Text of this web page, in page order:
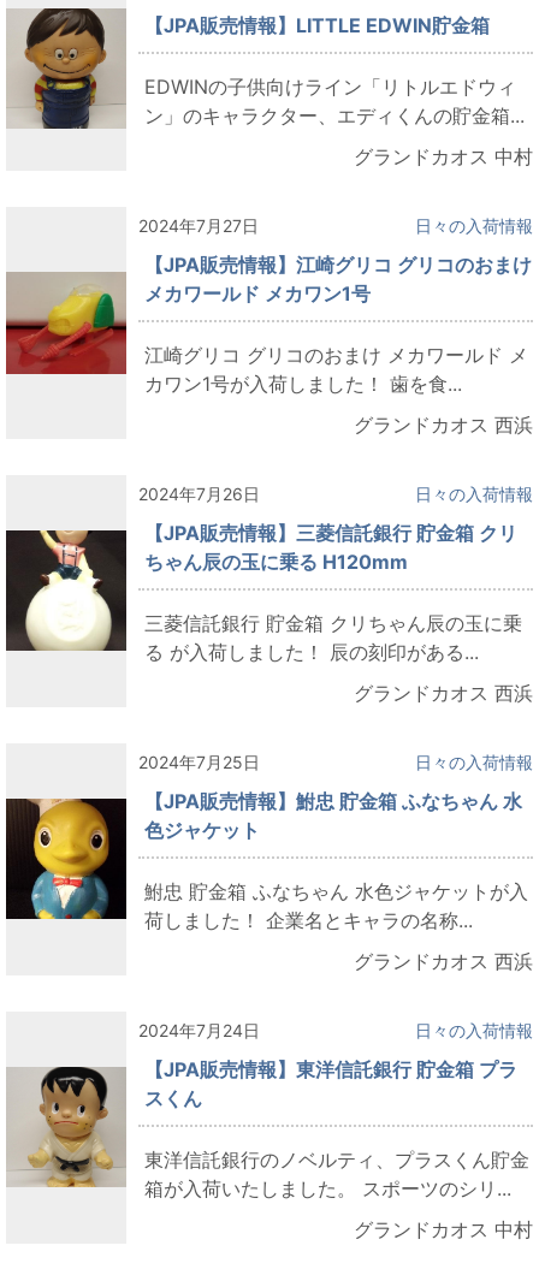
【JPA販売情報】LITTLE EDWIN貯金箱
EDWINの子供向けライン「リトルエドウィ
ン」のキャラクター、エディくんの貯金箱...
グランドカオス 中村
2024年7月27日 日々の入荷情報
【JPA販売情報】江崎グリコ グリコのおまけ
メカワールド メカワン1号
江崎グリコ グリコのおまけ メカワールド メ
カワン1号が入荷しました！ 歯を食...
グランドカオス 西浜
2024年7月26日 日々の入荷情報
【JPA販売情報】三菱信託銀行 貯金箱 クリ
ちゃん辰の玉に乗る H120mm
三菱信託銀行 貯金箱 クリちゃん辰の玉に乗
る が入荷しました！ 辰の刻印がある...
グランドカオス 西浜
2024年7月25日 日々の入荷情報
【JPA販売情報】鮒忠 貯金箱 ふなちゃん 水
色ジャケット
鮒忠 貯金箱 ふなちゃん 水色ジャケットが入
荷しました！ 企業名とキャラの名称...
グランドカオス 西浜
2024年7月24日 日々の入荷情報
【JPA販売情報】東洋信託銀行 貯金箱 プラ
スくん
東洋信託銀行のノベルティ、プラスくん貯金
箱が入荷いたしました。 スポーツのシリ...
グランドカオス 中村